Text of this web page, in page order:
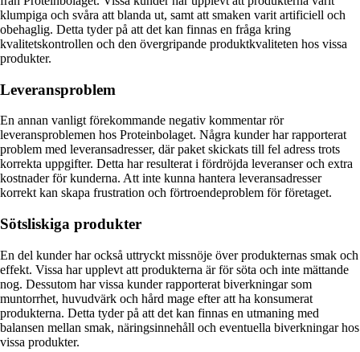
klumpiga och svåra att blanda ut, samt att smaken varit artificiell och
obehaglig. Detta tyder på att det kan finnas en fråga kring
kvalitetskontrollen och den övergripande produktkvaliteten hos vissa
produkter.
Leveransproblem
En annan vanligt förekommande negativ kommentar rör
leveransproblemen hos Proteinbolaget. Några kunder har rapporterat
problem med leveransadresser, där paket skickats till fel adress trots
korrekta uppgifter. Detta har resulterat i fördröjda leveranser och extra
kostnader för kunderna. Att inte kunna hantera leveransadresser
korrekt kan skapa frustration och förtroendeproblem för företaget.
Sötsliskiga produkter
En del kunder har också uttryckt missnöje över produkternas smak och
effekt. Vissa har upplevt att produkterna är för söta och inte mättande
nog. Dessutom har vissa kunder rapporterat biverkningar som
muntorrhet, huvudvärk och hård mage efter att ha konsumerat
produkterna. Detta tyder på att det kan finnas en utmaning med
balansen mellan smak, näringsinnehåll och eventuella biverkningar hos
vissa produkter.